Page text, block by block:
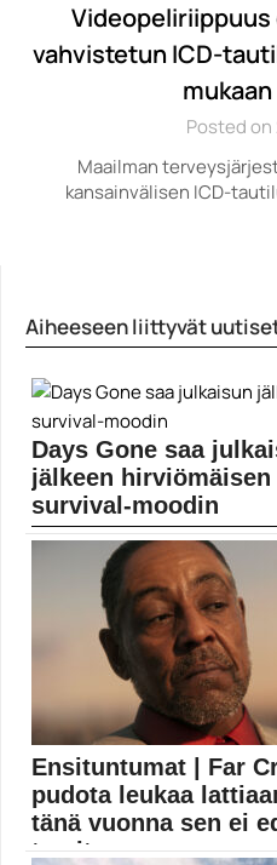
vahvistetun ICD-
Posted on
Maailman
kansainvälisen ICD-
Aiheeseen liittyvät
Days Gone saa
jälkeen hirviömäisen
survival-moodin
Kehittäjät ovat julkistaneet
Gonen selviytymismoodin,...
Days Gone
Ensituntumat | Far
pudota leukaa
tänä vuonna sen ei
tarvitse